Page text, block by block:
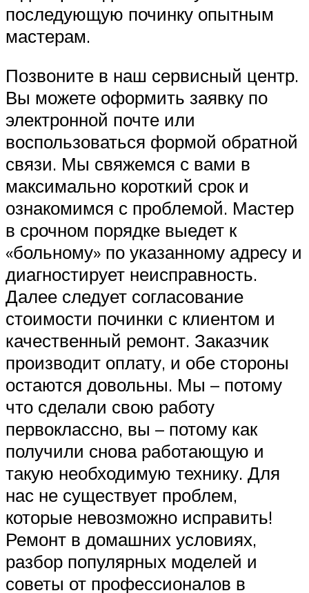
последующую починку опытным
мастерам.
Позвоните в наш сервисный центр.
Вы можете оформить заявку по
электронной почте или
воспользоваться формой обратной
связи. Мы свяжемся с вами в
максимально короткий срок и
ознакомимся с проблемой. Мастер
в срочном порядке выедет к
«больному» по указанному адресу и
диагностирует неисправность.
Далее следует согласование
стоимости починки с клиентом и
качественный ремонт. Заказчик
производит оплату, и обе стороны
остаются довольны. Мы – потому
что сделали свою работу
первоклассно, вы – потому как
получили снова работающую и
такую необходимую технику. Для
нас не существует проблем,
которые невозможно исправить!
Ремонт в домашних условиях,
разбор популярных моделей и
советы от профессионалов в